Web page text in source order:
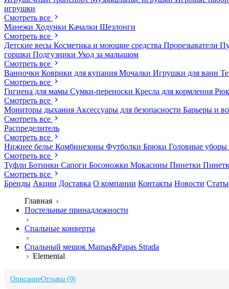
игрушки
Смотреть все
Манежи Ходунки Качалки Шезлонги
Смотреть все
Детские весы Косметика и моющие средства Прорезыватели
горшки Подгузники Уход за малышом
Смотреть все
Ванночки Коврики для купания Мочалки Игрушки для ванн
Смотреть все
Гигиена для мамы Сумки-переноски Кресла для кормления
Смотреть все
Мониторы дыхания Аксессуары для безопасности Барьеры и
Смотреть все
Распределитель
Смотреть все
Нижнее белье Комбинезоны Футболки Брюки Головные уборы
Смотреть все
Туфли Ботинки Сапоги Босоножки Мокасины Пинетки
Смотреть все
Бренды Акции Доставка О компании Контакты Новости
Главная
Постельные принадлежности
Спальные конверты
Спальный мешок Mamas&Papas Strada
Elemental
ОписаниеОтзывы (0)